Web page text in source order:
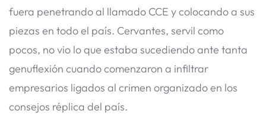
fuera penetrando al llamado CCE y colocando a sus
piezas en todo el país. Cervantes, servil como
pocos, no vio lo que estaba sucediendo ante tanta
genuflexión cuando comenzaron a infiltrar
empresarios ligados al crimen organizado en los
consejos réplica del país.